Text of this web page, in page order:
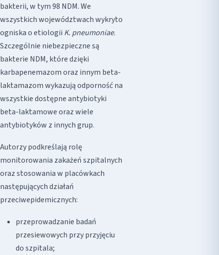
bakterii, w tym 98 NDM. We
wszystkich województwach wykryto
ogniska o etiologii K. pneumoniae.
Szczególnie niebezpieczne są
bakterie NDM, które dzięki
karbapenemazom oraz innym beta-
laktamazom wykazują odporność na
wszystkie dostępne antybiotyki
beta-laktamowe oraz wiele
antybiotyków z innych grup.
Autorzy podkreślają rolę
monitorowania zakażeń szpitalnych
oraz stosowania w placówkach
następujących działań
przeciwepidemicznych:
przeprowadzanie badań
przesiewowych przy przyjęciu
do szpitala;